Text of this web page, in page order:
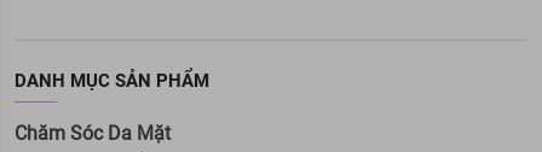
DANH MỤC SẢN PHẨM
Chăm Sóc Da Mặt